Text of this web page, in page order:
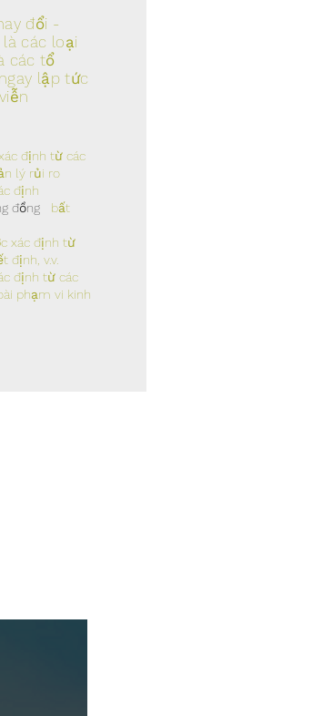
đổi -
là các loại
các tổ
lập tức
định từ các
lý rủi ro
định
đồng bất
xác định từ
định, v.v.
định từ các
phạm vi kinh